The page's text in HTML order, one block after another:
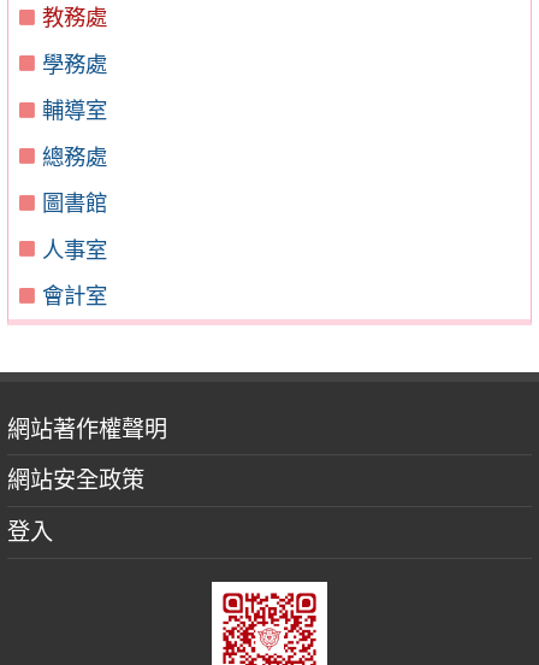
教務處
學務處
輔導室
總務處
圖書館
人事室
會計室
網站著作權聲明
網站安全政策
登入